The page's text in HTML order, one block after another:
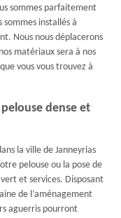
sommes parfaitement
installés à
Nous nous déplacerons
matériaux sera à nos
vous vous trouvez à
dense et
la ville de Janneyrias
pelouse ou la pose de
et services. Disposant
de l’aménagement
aguerris pourront